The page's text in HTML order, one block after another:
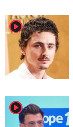
player2
player2